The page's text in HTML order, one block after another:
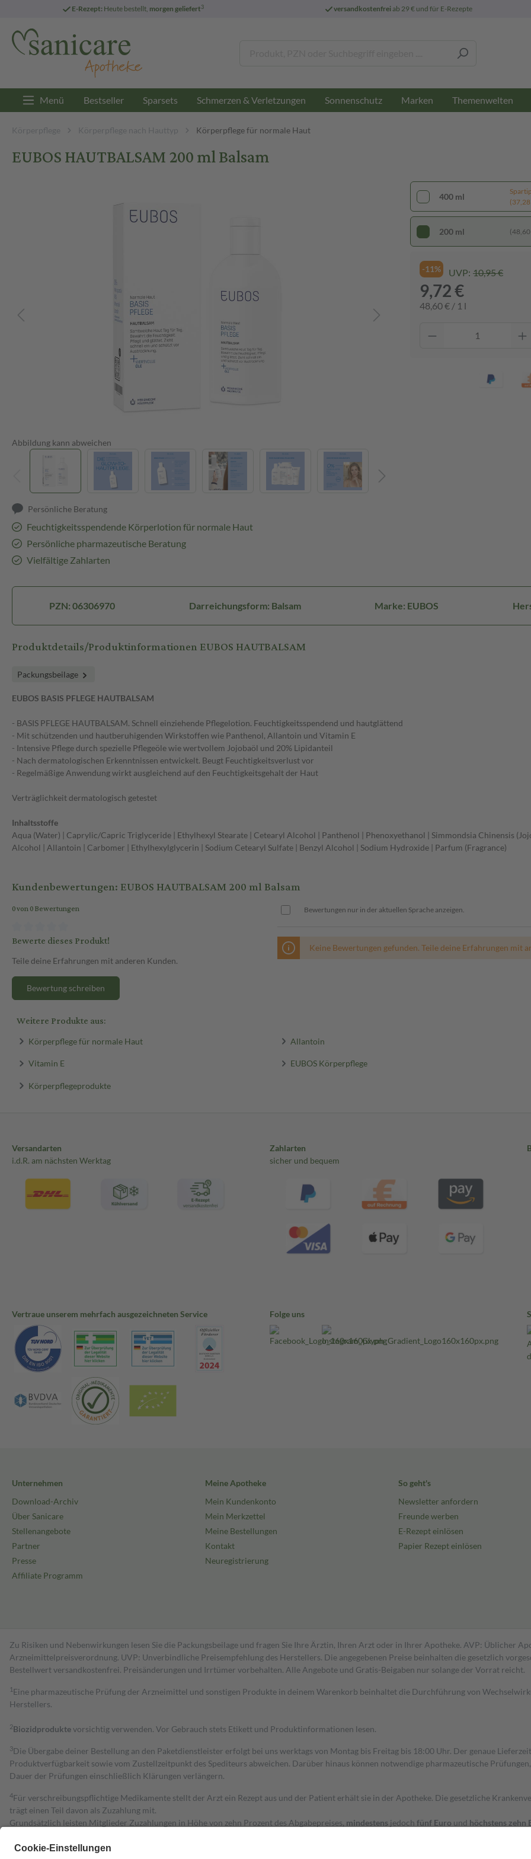
E-Rezept: Heute bestellt, morgen geliefert3 versandkostenfreiab 29 € und für E-Rezepte
Menü Bestseller Sparsets Schmerzen & Verletzungen Sonnenschutz Marken Themenwelten
Körperpflege Körperpflege nach Hauttyp Körperpflege für normale Haut
EUBOS HAUTBALSAM 200 ml Balsam
Abbildung kann abweichen
Persönliche Beratung
Feuchtigkeitsspendende Körperlotion für normale Haut
Persönliche pharmazeutische Beratung
Vielfältige Zahlarten
400 ml
(37,28
200 ml (48,60
-11% UVP: 10,95 €
9,72 €
48,60 € / 1 l
PZN: 06306970 Darreichungsform: Balsam Marke: EUBOS
Produktdetails/Produktinformationen EUBOS HAUTBALSAM
Packungsbeilage
EUBOS BASIS PFLEGE HAUTBALSAM
- BASIS PFLEGE HAUTBALSAM. Schnell einziehende Pflegelotion. Feuchtigkeitsspendend und hautglättend
- Mit schützenden und hautberuhigenden Wirkstoffen wie Panthenol, Allantoin und Vitamin E
- Intensive Pflege durch spezielle Pflegeöle wie wertvollem Jojobaöl und 20% Lipidanteil
- Nach dermatologischen Erkenntnissen entwickelt. Beugt Feuchtigkeitsverlust vor
- Regelmäßige Anwendung wirkt ausgleichend auf den Feuchtigkeitsgehalt der Haut
Verträglichkeit dermatologisch getestet
Inhaltsstoffe
Aqua (Water) | Caprylic/Capric Triglyceride | Ethylhexyl Stearate | Cetearyl Alcohol | Panthenol | Phenoxyethanol | Simmondsia Chinensis
Alcohol | Allantoin | Carbomer | Ethylhexylglycerin | Sodium Cetearyl Sulfate | Benzyl Alcohol | Sodium Hydroxide | Parfum (Fragrance)
Kundenbewertungen: EUBOS HAUTBALSAM 200 ml Balsam
0 von 0 Bewertungen
Bewerte dieses Produkt!
Teile deine Erfahrungen mit anderen Kunden.
Bewertung schreiben
Bewertungen nur in der aktuellen Sprache anzeigen.
Keine Bewertungen gefunden. Teile deine Erfahrungen mit
Weitere Produkte aus:
Körperpflege für normale Haut Allantoin
Vitamin E EUBOS Körperpflege
Körperpflegeprodukte
Versandarten
i.d.R. am nächsten Werktag
Zahlarten
sicher und bequem
Vertraue unserem mehrfach ausgezeichneten Service Folge uns
Unternehmen
Download-Archiv
Über Sanicare
Stellenangebote
Partner
Presse
Affiliate Programm
Meine Apotheke
Mein Kundenkonto
Mein Merkzettel
Meine Bestellungen
Kontakt
Neuregistrierung
So geht's
Newsletter anfordern
Freunde werben
E-Rezept einlösen
Papier Rezept einlösen
Zu Risiken und Nebenwirkungen lesen Sie die Packungsbeilage und fragen Sie Ihre Ärztin, Ihren Arzt oder in Ihrer Apotheke. AVP: Üblicher
Arzneimittelpreisverordnung. UVP: Unverbindliche Preisempfehlung des Herstellers. Die angegebenen Preise beinhalten die gesetzlich
Bestell­wert versand­kosten­frei. Preisänderungen und Irrtümer vorbehalten. Alle Angebote und Gratis-Beigaben nur solange der Vorrat reicht.
1 Eine pharmazeutische Prüfung der Arzneimittel und sonstigen Produkte in deinem Warenkorb beinhaltet die Durchführung von
Herstellers.
2Biozidproduktevorsichtig verwenden. Vor Gebrauch stets Etikett und Produktinformationen lesen.
3Die Übergabe deiner Bestellung an den Paketdienstleister erfolgt bei uns werktags von Montag bis Freitag bis 18:00 Uhr. Der genaue
Produktverfügbarkeit sowie vom Zustellzeitpunkt des Spediteurs abweichen. Darüber hinaus können notwendige pharmazeutische
Dauer der Prüfungen einschließlich Klärungen verlängern.
4Für verschreibungspflichtige Medikamente stellt der Arzt ein Rezept aus und der Patient erhält sie in der Apotheke. Die gesetzliche
trägt einen Teil davon als Zuzahlung mit.
Grundsätzlich leisten Mitglieder Zuzahlungen in Höhe von zehn Prozent des Abgabepreises, mindestens jedoch fünf Euro und höchstens zehn
Diese Regeln gelten grundsätzlich auch für Online-Apotheken.